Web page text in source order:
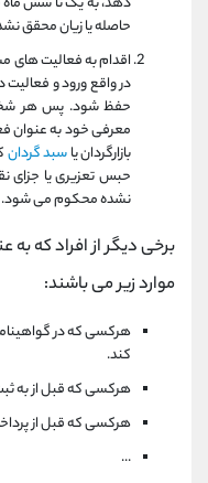
حاصله یا زیان محقق
اقدام به فعالیت های
در واقع ورود و فعالیت
حفظ شود. پس هر
معرفی خود به عنوان
بازارگردان یاسبد گردان
حبس تعزیری یا جزای
نشده محکوم می شود.
برخی دیگر از افراد که
موارد زیر می باشند:
هرکسی که در
کند.
هرکسی که قبل از به
هرکسی که قبل از
...